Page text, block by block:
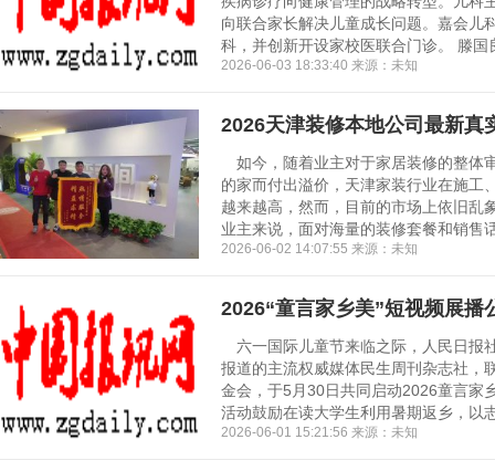
向联合家长解决儿童成长问题。嘉会儿
科，并创新开设家校医联合门诊。 滕国
2026-06-03 18:33:40 来源：未知
2026天津装修本地公司最新真
如今，随着业主对于家居装修的整体
的家而付出溢价，天津家装行业在施工
越来越高，然而，目前的市场上依旧乱
业主来说，面对海量的装修套餐和销售
2026-06-02 14:07:55 来源：未知
2026“童言家乡美”短视频展播
六一国际儿童节来临之际，人民日报
报道的主流权威媒体民生周刊杂志社，
金会，于5月30日共同启动2026童言家
活动鼓励在读大学生利用暑期返乡，以
2026-06-01 15:21:56 来源：未知